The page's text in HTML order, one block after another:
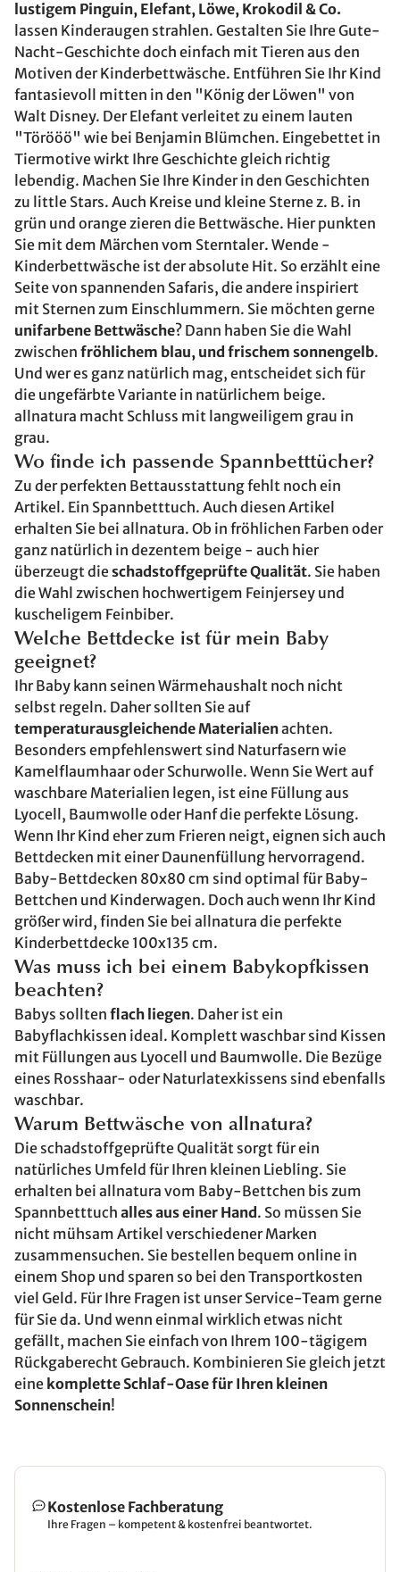
lustigem Pinguin, Elefant, Löwe, Krokodil & Co.
lassen Kinderaugen strahlen. Gestalten Sie Ihre Gute-
Nacht-Geschichte doch einfach mit Tieren aus den
Motiven der Kinderbettwäsche. Entführen Sie Ihr Kind
fantasievoll mitten in den "König der Löwen" von
Walt Disney. Der Elefant verleitet zu einem lauten
"Törööö" wie bei Benjamin Blümchen. Eingebettet in
Tiermotive wirkt Ihre Geschichte gleich richtig
lebendig. Machen Sie Ihre Kinder in den Geschichten
zu little Stars. Auch Kreise und kleine Sterne z. B. in
grün und orange zieren die Bettwäsche. Hier punkten
Sie mit dem Märchen vom Sterntaler. Wende -
Kinderbettwäsche ist der absolute Hit. So erzählt eine
Seite von spannenden Safaris, die andere inspiriert
mit Sternen zum Einschlummern. Sie möchten gerne
unifarbene Bettwäsche? Dann haben Sie die Wahl
zwischen fröhlichem blau, und frischem sonnengelb.
Und wer es ganz natürlich mag, entscheidet sich für
die ungefärbte Variante in natürlichem beige.
allnatura macht Schluss mit langweiligem grau in
grau.
Wo finde ich passende Spannbetttücher?
Zu der perfekten Bettausstattung fehlt noch ein
Artikel. Ein Spannbetttuch. Auch diesen Artikel
erhalten Sie bei allnatura. Ob in fröhlichen Farben oder
ganz natürlich in dezentem beige - auch hier
überzeugt dieschadstoffgeprüfte Qualität. Sie haben
die Wahl zwischen hochwertigem Feinjersey und
kuscheligem Feinbiber.
Welche Bettdecke ist für mein Baby
geeignet?
Ihr Baby kann seinen Wärmehaushalt noch nicht
selbst regeln. Daher sollten Sie auf
temperaturausgleichende Materialienachten.
Besonders empfehlenswert sind Naturfasern wie
Kamelflaumhaar oder Schurwolle. Wenn Sie Wert auf
waschbare Materialien legen, ist eine Füllung aus
Lyocell, Baumwolle oder Hanf die perfekte Lösung.
Wenn Ihr Kind eher zum Frieren neigt, eignen sich auch
Bettdecken mit einer Daunenfüllung hervorragend.
Baby-Bettdecken 80x80 cm sind optimal für Baby-
Bettchen und Kinderwagen. Doch auch wenn Ihr Kind
größer wird, finden Sie bei allnatura die perfekte
Kinderbettdecke 100x135 cm.
Was muss ich bei einem Babykopfkissen
beachten?
Babys sollten flach liegen. Daher ist ein
Babyflachkissen ideal. Komplett waschbar sind Kissen
mit Füllungen aus Lyocell und Baumwolle. Die Bezüge
eines Rosshaar- oder Naturlatexkissens sind ebenfalls
waschbar.
Warum Bettwäsche von allnatura?
Die schadstoffgeprüfte Qualität sorgt für ein
natürliches Umfeld für Ihren kleinen Liebling. Sie
erhalten bei allnatura vom Baby-Bettchen bis zum
Spannbetttuch alles aus einer Hand . So müssen Sie
nicht mühsam Artikel verschiedener Marken
zusammensuchen. Sie bestellen bequem online in
einem Shop und sparen so bei den Transportkosten
viel Geld. Für Ihre Fragen ist unser Service-Team gerne
für Sie da. Und wenn einmal wirklich etwas nicht
gefällt, machen Sie einfach von Ihrem 100-tägigem
Rückgaberecht Gebrauch. Kombinieren Sie gleich jetzt
eine komplette Schlaf-Oase für Ihren kleinen
Sonnenschein!
Kostenlose Fachberatung
Ihre Fragen – kompetent & kostenfrei beantwortet.